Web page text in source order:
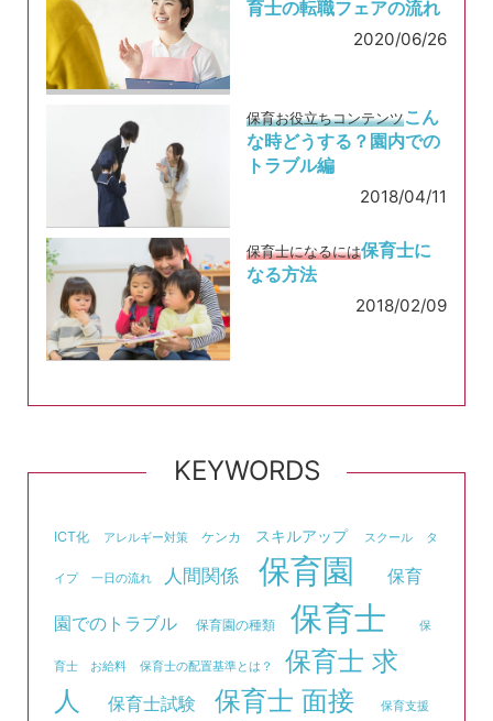
育士の転職フェアの流れ
2020/06/26
保育お役立ちコンテンツこん
な時どうする？園内での
トラブル編
2018/04/11
保育士になるには保育士に
なる方法
2018/02/09
KEYWORDS
ICT化 アレルギー対策 ケンカ スキルアップ スクール タ
イプ 一日の流れ 人間関係 保育園 保育
園でのトラブル 保育園の種類 保育士 保
育士 お給料 保育士の配置基準とは？
保育士 求
人
保育士試験 保育士 面接
保育支援